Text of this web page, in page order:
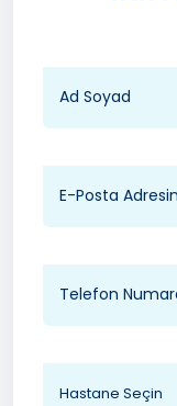
Hastane Seçin